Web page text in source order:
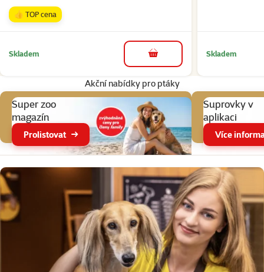
👍 TOP cena
Skladem do košíku Skladem
Akční nabídky pro ptáky
Super zoo
magazín
Prolistovat
Suprovky v
aplikaci
Více